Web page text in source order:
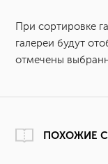
При сортировке
галереи будут
отмечены
ПОХОЖИЕ